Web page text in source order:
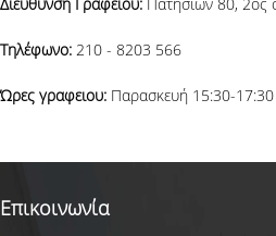
ΕΠΙΚΟΙΝΩΝΙΑ
ΦΟΡΜΑ
Τηλέφωνο: 210 - 8203 566
Ώρες γραφειου: Παρασκευή 15:30-17:30
Επικοινωνία